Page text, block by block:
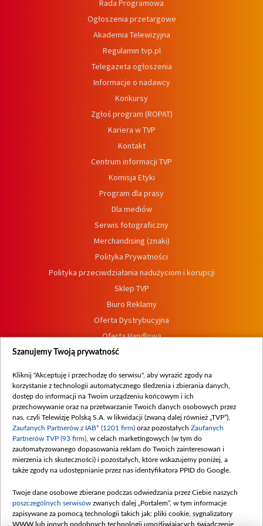
Rada Programowa
Ogłoszenia przetargowe
Akademia Telewizyjna
Regulamin tvp.pl
Telegazeta ogłoszenia
Informacje o nadawcy
Konkursy
Zgłoś program (ROPAT)
Kariera w TVP
Kontakt
Centrum informacji TVP
Komisja Etyki
Program dla prasy
Dla mediów
Serwis fotograficzny
Merchandising (znaki)
Polityka Prywatności
Polityka przeciwdziałania nadużyciom i korupcji
Sklep TVP
Biuro Reklamy
Oferta Dystrybucyjna
Oferta Handlowa
Dostępność
Procedura zgłoszeń wewnętrznych
Szanujemy Twoją prywatność
Kliknij "Akceptuję i przechodzę do serwisu", aby wyrazić zgody na
korzystanie z technologii automatycznego śledzenia i zbierania danych,
dostęp do informacji na Twoim urządzeniu końcowym i ich
przechowywanie oraz na przetwarzanie Twoich danych osobowych przez
nas, czyli Telewizję Polską S.A. w likwidacji (zwaną dalej również „TVP”),
Zaufanych Partnerów z IAB* (1201 firm) oraz pozostałych Zaufanych
Partnerów TVP (93 firm) , w celach marketingowych (w tym do
zautomatyzowanego dopasowania reklam do Twoich zainteresowań i
mierzenia ich skuteczności) i pozostałych, które wskazujemy poniżej, a
także zgody na udostępnianie przez nas identyfikatora PPID do Google.
Twoje dane osobowe zbierane podczas odwiedzania przez Ciebie naszych
poszczególnych serwisów zwanych dalej „Portalem”, w tym informacje
zapisywane za pomocą technologii takich jak: pliki cookie, sygnalizatory
WWW lub innych podobnych technologii umożliwiających świadczenie